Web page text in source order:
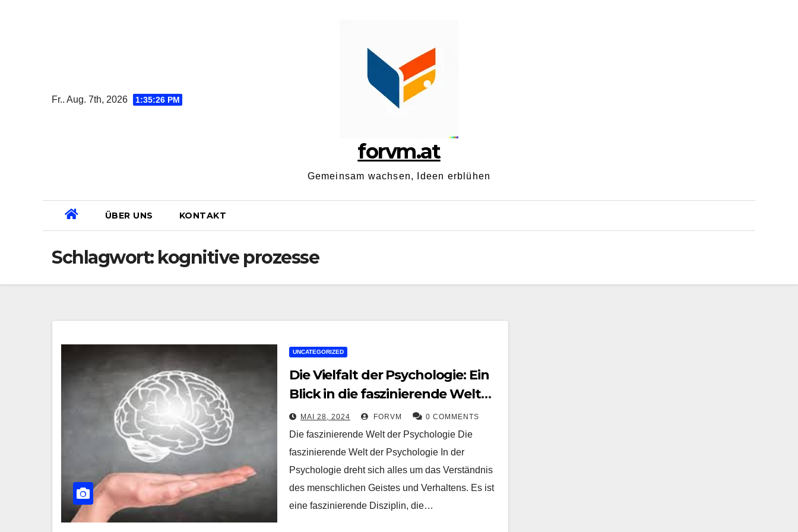
Fr.. Aug. 7th, 2026 1:35:26 PM
forvm.at
Gemeinsam wachsen, Ideen erblühen
ÜBER UNS KONTAKT
Schlagwort: kognitive prozesse
UNCATEGORIZED
Die Vielfalt der Psychologie: Ein
Blick in die faszinierende Welt
des menschlichen Geistes
MAI 28, 2024 FORVM 0 COMMENTS
Die faszinierende Welt der Psychologie Die
faszinierende Welt der Psychologie In der
Psychologie dreht sich alles um das Verständnis
des menschlichen Geistes und Verhaltens. Es ist
eine faszinierende Disziplin, die…